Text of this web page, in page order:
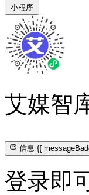
小程序
艾媒智
信息{{
登录即